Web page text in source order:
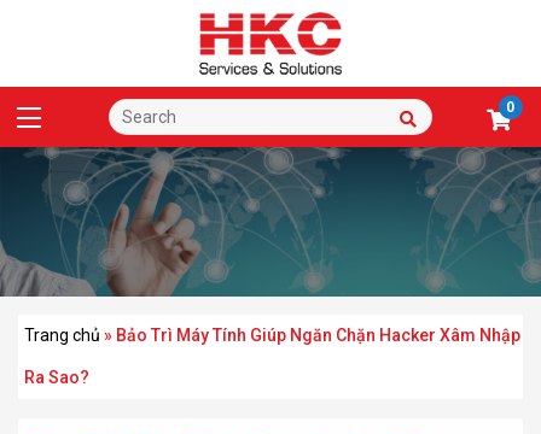
0
Trang chủ » Bảo Trì Máy Tính Giúp Ngăn Chặn Hacker Xâm Nhập
Ra Sao?